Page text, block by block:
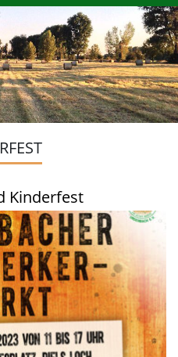
Kinderfest